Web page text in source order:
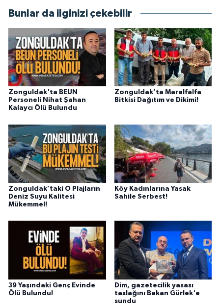
Bunlar da ilginizi çekebilir
Zonguldak'ta BEUN
Personeli Nihat Şahan
Kalaycı Ölü Bulundu
Zonguldak’ta Maralfalfa
Bitkisi Dağıtım ve Dikimi!
Zonguldak’taki O Plajların
Deniz Suyu Kalitesi
Mükemmel!
Köy Kadınlarına Yasak
Sahile Serbest!
39 Yaşındaki Genç Evinde
Ölü Bulundu!
Dim, gazetecilik yasası
taslağını Bakan Gürlek'e
sundu